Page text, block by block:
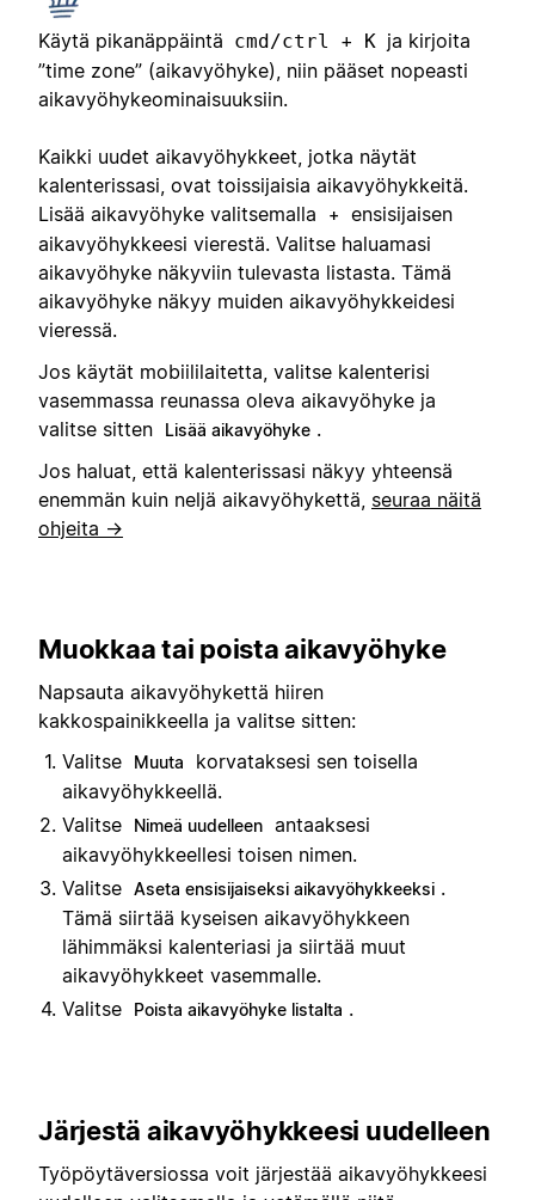
Käytä pikanäppäintä cmd/ctrl + K ja kirjoita
”time zone” (aikavyöhyke), niin pääset nopeasti
aikavyöhykeominaisuuksiin.
Kaikki uudet aikavyöhykkeet, jotka näytät
kalenterissasi, ovat toissijaisia aikavyöhykkeitä.
Lisää aikavyöhyke valitsemalla
+
ensisijaisen
aikavyöhykkeesi vierestä. Valitse haluamasi
aikavyöhyke näkyviin tulevasta listasta. Tämä
aikavyöhyke näkyy muiden aikavyöhykkeidesi
vieressä.
Jos käytät mobiililaitetta, valitse kalenterisi
vasemmassa reunassa oleva aikavyöhyke ja
valitse sitten
Lisää aikavyöhyke .
Jos haluat, että kalenterissasi näkyy yhteensä
enemmän kuin neljä aikavyöhykettä, seuraa näitä
ohjeita →
Muokkaa tai poista aikavyöhyke
Napsauta aikavyöhykettä hiiren
kakkospainikkeella ja valitse sitten:
Valitse
Muuta
korvataksesi sen toisella
aikavyöhykkeellä.
Valitse
Nimeä uudelleen antaaksesi
aikavyöhykkeellesi toisen nimen.
Valitse Aseta ensisijaiseksi aikavyöhykkeeksi .
Tämä siirtää kyseisen aikavyöhykkeen
lähimmäksi kalenteriasi ja siirtää muut
aikavyöhykkeet vasemmalle.
Valitse
Poista aikavyöhyke listalta .
Järjestä aikavyöhykkeesi uudelleen
Työpöytäversiossa voit järjestää aikavyöhykkeesi